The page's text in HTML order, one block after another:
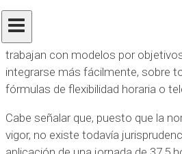
análisis de impacto operativo y de
trabajan con modelos por
integrarse más fácilmente, sobre
fórmulas de flexibilidad horaria o
Cabe señalar que, puesto que la
vigor, no existe todavía